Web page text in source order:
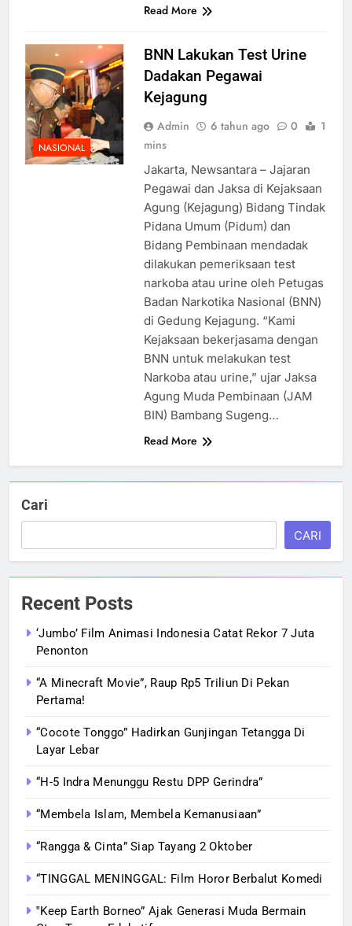
Read More
NASIONAL
BNN Lakukan Test Urine
Dadakan Pegawai
Kejagung
Admin 6 tahun ago 0
1
mins
Jakarta, Newsantara – Jajaran
Pegawai dan Jaksa di Kejaksaan
Agung (Kejagung) Bidang Tindak
Pidana Umum (Pidum) dan
Bidang Pembinaan mendadak
dilakukan pemeriksaan test
narkoba atau urine oleh Petugas
Badan Narkotika Nasional (BNN)
di Gedung Kejagung. “Kami
Kejaksaan bekerjasama dengan
BNN untuk melakukan test
Narkoba atau urine,” ujar Jaksa
Agung Muda Pembinaan (JAM
BIN) Bambang Sugeng…
Read More
Cari
CARI
Recent Posts
‘Jumbo’ Film Animasi Indonesia Catat Rekor 7 Juta
Penonton
“A Minecraft Movie”, Raup Rp5 Triliun Di Pekan
Pertama!
“Cocote Tonggo” Hadirkan Gunjingan Tetangga Di
Layar Lebar
“H-5 Indra Menunggu Restu DPP Gerindra”
“Membela Islam, Membela Kemanusiaan”
“Rangga & Cinta” Siap Tayang 2 Oktober
“TINGGAL MENINGGAL: Film Horor Berbalut Komedi
‟Keep Earth Borneo” Ajak Generasi Muda Bermain